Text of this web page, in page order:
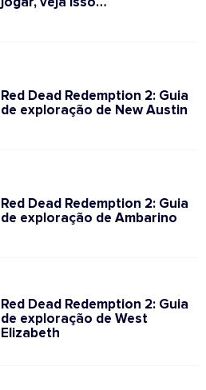
jogar, veja isso…
Red Dead Redemption 2: Guia
de exploração de New Austin
Red Dead Redemption 2: Guia
de exploração de Ambarino
Red Dead Redemption 2: Guia
de exploração de West
Elizabeth